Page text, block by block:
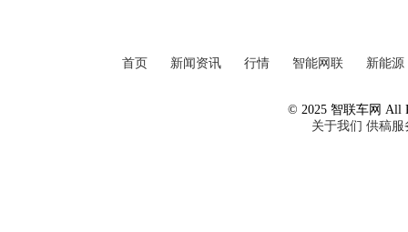
首页 新闻资讯 行情 智能网联 新能源
© 2025 智联车网 All
关于我们 供稿服